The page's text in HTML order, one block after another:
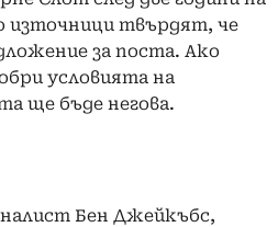
източници твърдят, че
за поста. Ако
условията на
ще бъде негова.
Бен Джейкъбс,